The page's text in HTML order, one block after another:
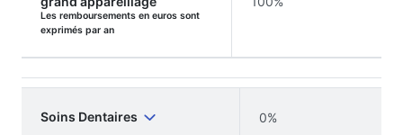
Les remboursements en euros sont
exprimés par an
Soins Dentaires 0%